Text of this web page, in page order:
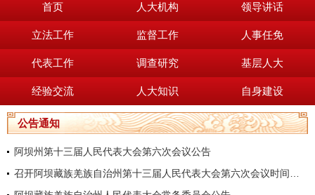
首页 人大机构 领导讲话
立法工作 监督工作 人事任免
代表工作 调查研究 基层人大
经验交流 人大知识 自身建设
公告通知
阿坝州第十三届人民代表大会第六次会议公告